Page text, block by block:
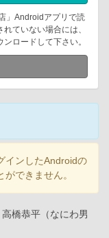
」Androidアプリで読
ていない場合には、
ロードして下さい。
インしたAndroidの
できません。
橋恭平（なにわ男